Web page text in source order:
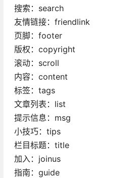
搜索：search
友情链接：friendlink
页脚：footer
版权：copyright
滚动：scroll
内容：content
标签：tags
文章列表：list
提示信息：msg
小技巧：tips
栏目标题：title
加入：joinus
指南：guide